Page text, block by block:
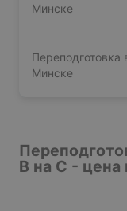
Минске
Переподготовка
Минске
В на С - цена